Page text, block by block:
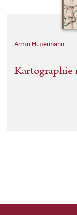
Armin Hüttermann
Kartographie